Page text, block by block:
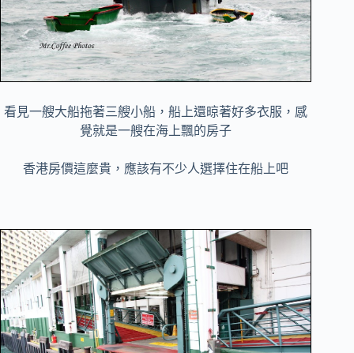
看見一艘大船拖著三艘小船，船上還晾著好多衣服，感
覺就是一艘在海上飄的房子
香港房價這麼貴，應該有不少人選擇住在船上吧